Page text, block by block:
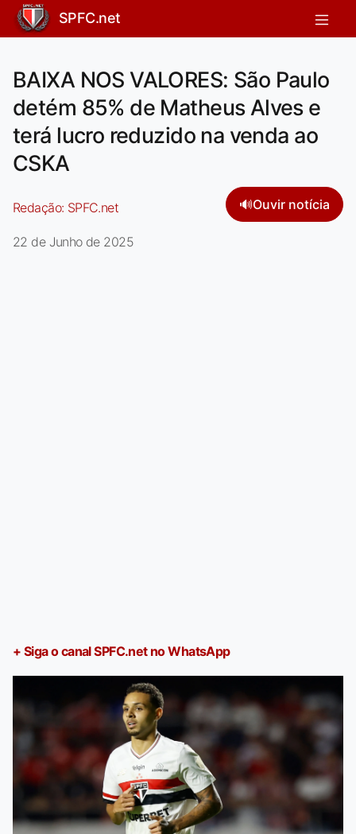
SPFC.net
BAIXA NOS VALORES: São Paulo
detém 85% de Matheus Alves e
terá lucro reduzido na venda ao
CSKA
Redação: SPFC.net 🔊Ouvir notícia
22 de Junho de 2025
+ Siga o canal SPFC.net no WhatsApp